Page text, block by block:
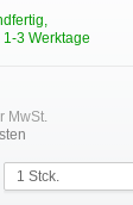
1-3 Werktage
MwSt.
1 Stck.